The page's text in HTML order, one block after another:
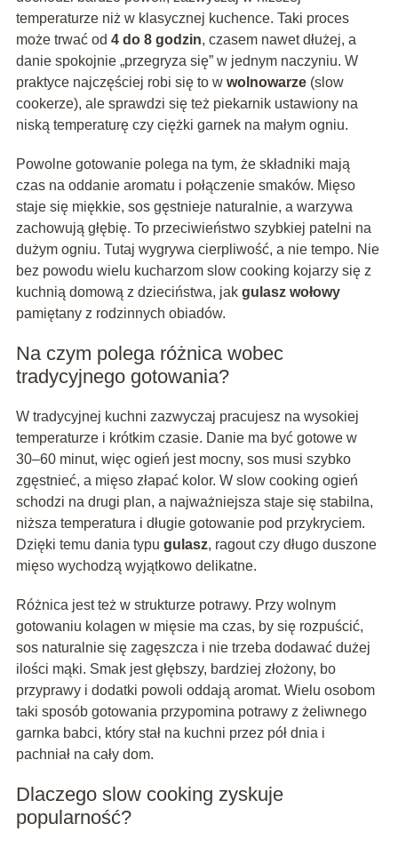
temperaturze niż w klasycznej kuchence. Taki proces
może trwać od 4 do 8 godzin, czasem nawet dłużej, a
danie spokojnie „przegryza się” w jednym naczyniu. W
praktyce najczęściej robi się to w wolnowarze(slow
cookerze), ale sprawdzi się też piekarnik ustawiony na
niską temperaturę czy ciężki garnek na małym ogniu.
Powolne gotowanie polega na tym, że składniki mają
czas na oddanie aromatu i połączenie smaków. Mięso
staje się miękkie, sos gęstnieje naturalnie, a warzywa
zachowują głębię. To przeciwieństwo szybkiej patelni na
dużym ogniu. Tutaj wygrywa cierpliwość, a nie tempo. Nie
bez powodu wielu kucharzom slow cooking kojarzy się z
kuchnią domową z dzieciństwa, jak gulasz wołowy
pamiętany z rodzinnych obiadów.
Na czym polega różnica wobec
tradycyjnego gotowania?
W tradycyjnej kuchni zazwyczaj pracujesz na wysokiej
temperaturze i krótkim czasie. Danie ma być gotowe w
30–60 minut, więc ogień jest mocny, sos musi szybko
zgęstnieć, a mięso złapać kolor. W slow cooking ogień
schodzi na drugi plan, a najważniejsza staje się stabilna,
niższa temperatura i długie gotowanie pod przykryciem.
Dzięki temu dania typu gulasz, ragout czy długo duszone
mięso wychodzą wyjątkowo delikatne.
Różnica jest też w strukturze potrawy. Przy wolnym
gotowaniu kolagen w mięsie ma czas, by się rozpuścić,
sos naturalnie się zagęszcza i nie trzeba dodawać dużej
ilości mąki. Smak jest głębszy, bardziej złożony, bo
przyprawy i dodatki powoli oddają aromat. Wielu osobom
taki sposób gotowania przypomina potrawy z żeliwnego
garnka babci, który stał na kuchni przez pół dnia i
pachniał na cały dom.
Dlaczego slow cooking zyskuje
popularność?